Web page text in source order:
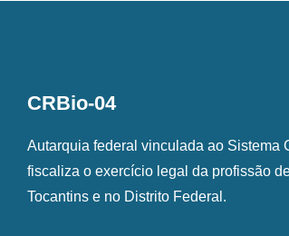
CRBio-04
Autarquia federal vinculada ao
fiscaliza o exercício legal da profissão
Tocantins e no Distrito Federal.